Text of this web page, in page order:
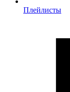
Плейлисты